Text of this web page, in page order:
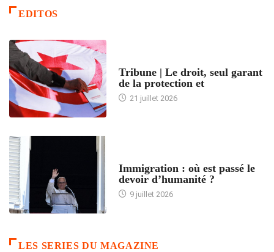
EDITOS
Tribune | Le droit, seul garant
de la protection et
21 juillet 2026
Immigration : où est passé le
devoir d’humanité ?
9 juillet 2026
LES SERIES DU MAGAZINE